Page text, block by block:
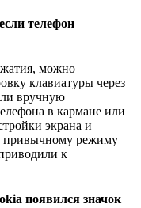
телефон
можно
клавиатуры через
вручную
в кармане или
экрана и
привычному режиму
к
появился значок